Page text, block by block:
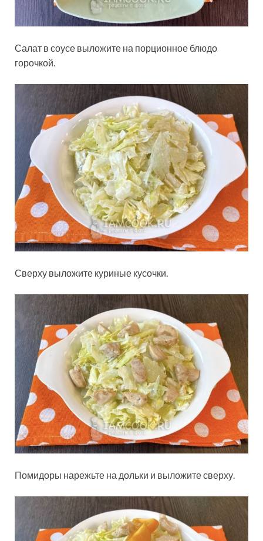
Салат в соусе выложите на порционное блюдо
горочкой.
Сверху выложите куриные кусочки.
Помидоры нарежьте на дольки и выложите сверху.